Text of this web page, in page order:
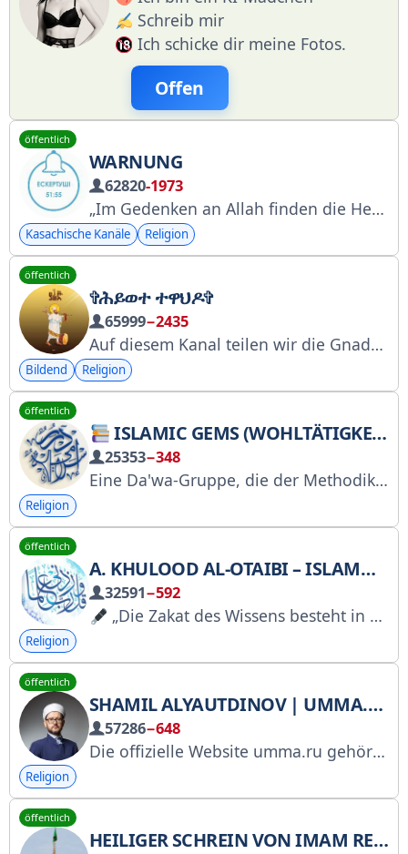
Schreib mir
Ich schicke dir meine Fotos.
Offen
öffentlich
WARNUNG
62820-1973
„Im Gedenken an Allah finden die Herzen Ruhe.“ (13:28) Salawat-Kanal: @zikirayt
Kasachische Kanäle Religion
öffentlich
✞ሕይወተ ተዋህዶ✞
65999−2435
Auf diesem Kanal teilen wir die Gnade, die uns der Herr, unser Gott, das Wort des Lebens, offenbart hat! „Denn die Gnade Gottes ist erschienen, die allen Menschen Heil bringt.“ (Titus 2,11) Was wir gesehen und erlebt, was wir gehört haben, das verkünden wir im Glauben allen Generationen mit dem Wort der Vollmacht! Wir lieben euch mit der Liebe Christi, denn ihr seid unsere Familie! #EOTC_Orthodox
Bildend Religion
öffentlich
ISLAMIC GEMS (WOHLTÄTIGKEITSORGANISATION FÜR ALLE MUSLIME)
25353−348
Eine Da'wa-Gruppe, die der Methodik der rechtschaffenen Vorfahren folgt. Wir konzentrieren uns auf die Verbreitung von:
Religion
öffentlich
A. KHULOOD AL-OTAIBI – ISLAMWISSENSCHAFT
32591−592
„Die Zakat des Wissens besteht in seiner Verbreitung.“
Religion
öffentlich
SHAMIL ALYAUTDINOV | UMMA.RU
57286−648
Die offizielle Website umma.ru gehört Shamil Alyautdinov. Hier können Sie die Audioaufnahmen anhören und herunterladen: https://umma.ru/tap
Religion
öffentlich
HEILIGER SCHREIN VON IMAM REZA